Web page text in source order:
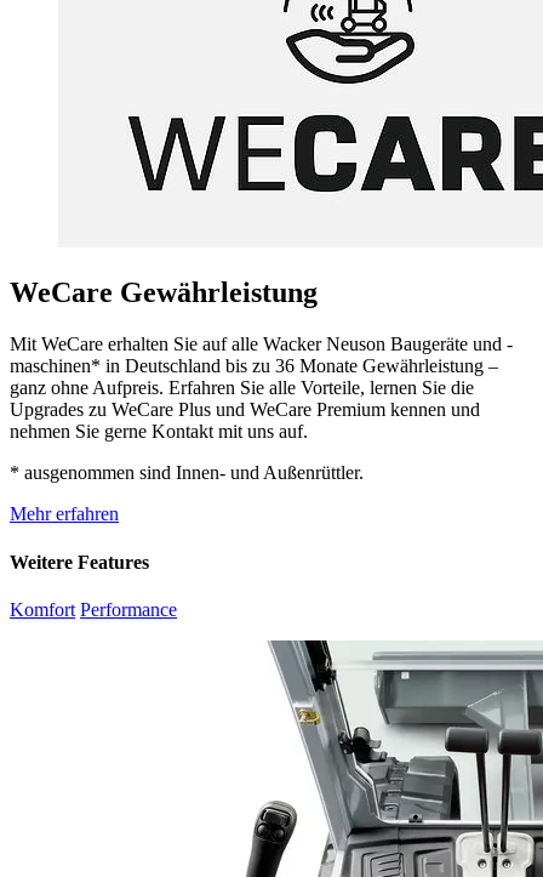
WeCare Gewährleistung
Mit WeCare erhalten Sie auf alle Wacker Neuson Baugeräte und -
maschinen* in Deutschland bis zu 36 Monate Gewährleistung –
ganz ohne Aufpreis. Erfahren Sie alle Vorteile, lernen Sie die
Upgrades zu WeCare Plus und WeCare Premium kennen und
nehmen Sie gerne Kontakt mit uns auf.
* ausgenommen sind Innen- und Außenrüttler.
Mehr erfahren
Weitere Features
Komfort Performance